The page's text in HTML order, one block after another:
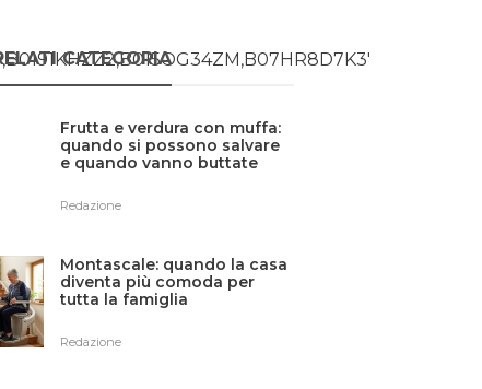
CATEGORIA
Frutta e verdura con muffa:
quando si possono salvare
e quando vanno buttate
Redazione
Montascale: quando la casa
diventa più comoda per
tutta la famiglia
Redazione